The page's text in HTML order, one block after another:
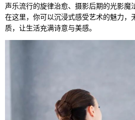
声乐流行的旋律治愈、摄影后期的光影
在这里，你可以沉浸式感受艺术的魅力
质，让生活充满诗意与美感。